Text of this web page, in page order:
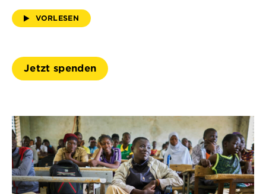
VORLESEN
Jetzt spenden